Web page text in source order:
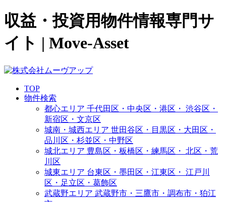
収益・投資用物件情報専門サ
イト | Move-Asset
TOP
物件検索
都心エリア 千代田区・中央区・港区・ 渋谷区・
新宿区・文京区
城南・城西エリア 世田谷区・目黒区・大田区・
品川区・杉並区・中野区
城北エリア 豊島区・板橋区・練馬区・ 北区・荒
川区
城東エリア 台東区・墨田区・江東区・ 江戸川
区・足立区・葛飾区
武蔵野エリア 武蔵野市・三鷹市・調布市・ 狛江